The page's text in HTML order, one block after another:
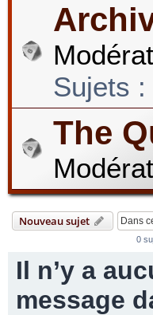
Sujets :
The
Nouveau sujet
0
Il n’y a
message